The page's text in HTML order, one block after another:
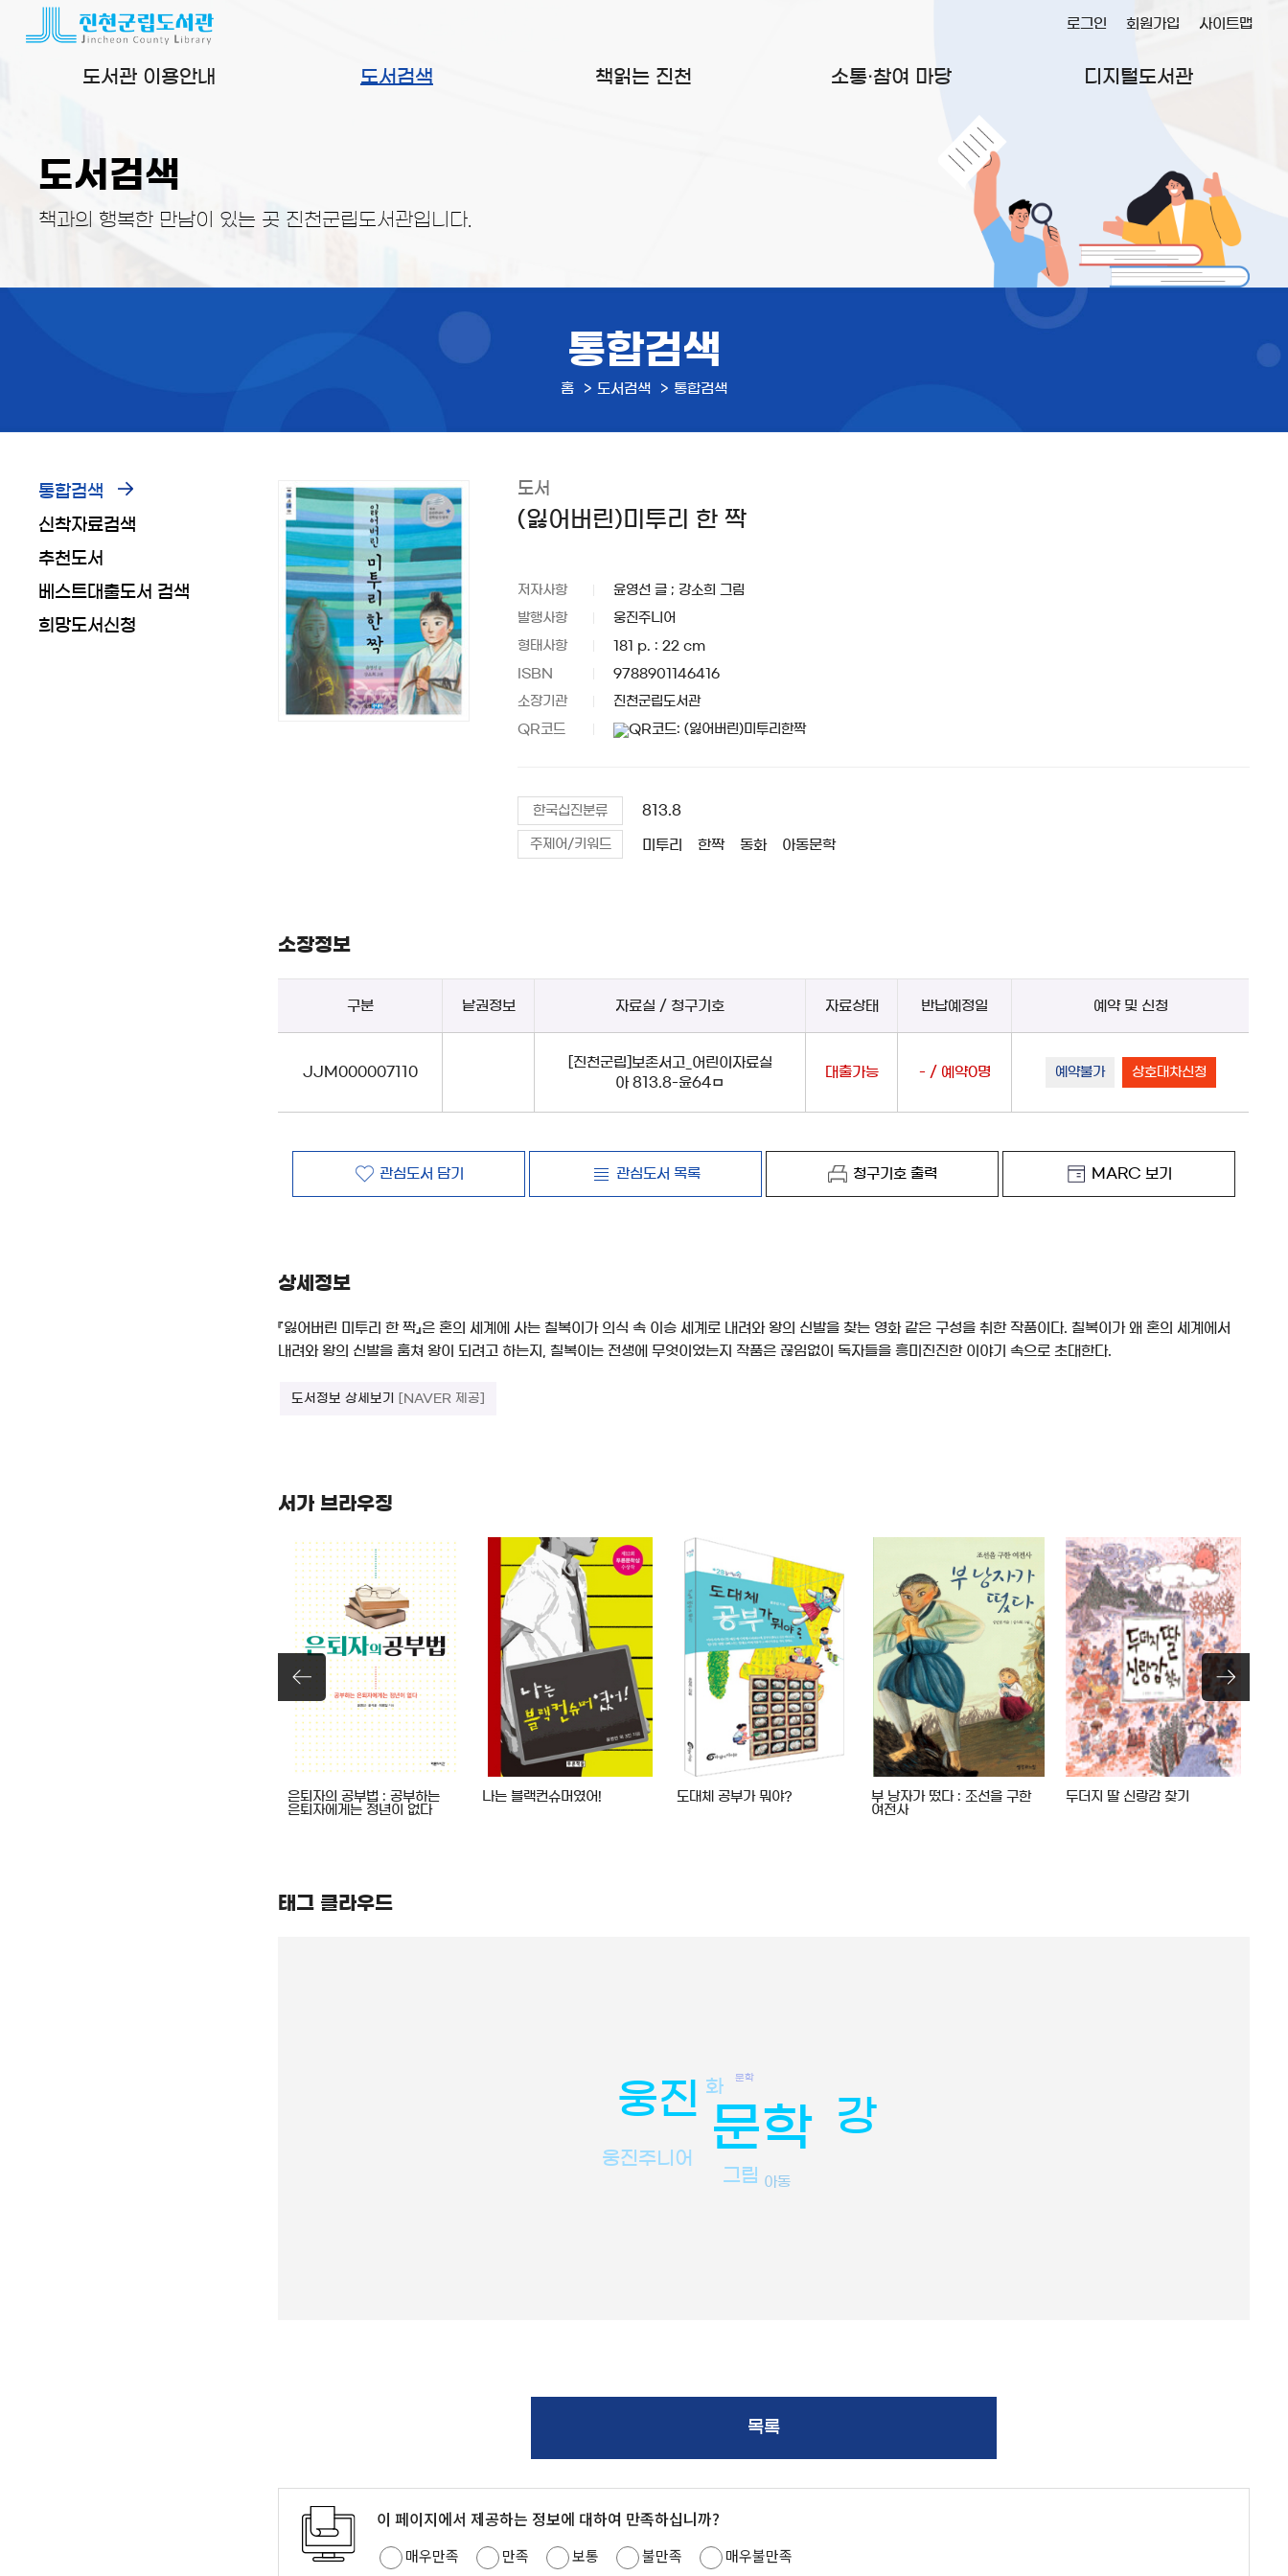
도서관 이용안내 도서검색 책읽는 진천 소통·참여 마당 디지털도서관
로그인 회원가입 사이트맵
도서검색
책과의 행복한 만남이 있는 곳 진천군립도서관입니다.
통합검색
홈 도서검색 통합검색
통합검색
신착자료검색
추천도서
베스트대출도서 검색
희망도서신청
도서
(잃어버린)미투리 한 짝
저자사항 윤영선 글 ; 강소희 그림
발행사항 웅진주니어
형태사항 181 p. : 22 cm
ISBN 9788901146416
소장기관 진천군립도서관
QR코드
한국십진분류 813.8
주제어/키워드 미투리 한짝 동화 아동문학
소장정보
구분 낱권정보 자료실 / 청구기호 자료상태 반납예정일 예약 및 신청
JJM000007110
[진천군립]보존서고_어린이자료실
아 813.8-윤64ㅁ
대출가능 - / 예약0명 예약불가 상호대차신청
관심도서 담기 관심도서 목록 청구기호 출력 MARC 보기
상세정보
『잃어버린 미투리 한 짝』은 혼의 세계에 사는 칠복이가 의식 속 이승 세계로 내려와 왕의 신발을 찾는 영화 같은 구성을 취한 작품이다. 칠복이가 왜 혼의 세계에서
내려와 왕의 신발을 훔쳐 왕이 되려고 하는지, 칠복이는 전생에 무엇이었는지 작품은 끊임없이 독자들을 흥미진진한 이야기 속으로 초대한다.
도서정보 상세보기 [NAVER 제공]
서가 브라우징
은퇴자의 공부법 : 공부하는
은퇴자에게는 정년이 없다
나는 블랙컨슈머였어! 도대체 공부가 뭐야?
부 낭자가 떴다 : 조선을 구한
여전사
두더지 딸 신랑감 찾기
태그 클라우드
문학 강
웅진
웅진주니어
그림
화
아동
문학
목록
이 페이지에서 제공하는 정보에 대하여 만족하십니까?
매우만족 만족 보통 불만족 매우불만족